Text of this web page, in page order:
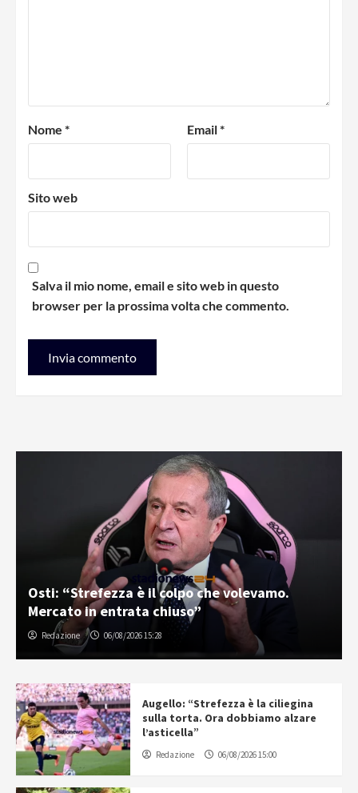
Nome * Email*
Sito web
Salva il mio nome, email e sito web in questo
browser per la prossima volta che commento.
Osti: “Strefezza è il colpo che volevamo.
Mercato in entrata chiuso”
Redazione 06/08/2026 15:28
Augello: “Strefezza è la ciliegina
sulla torta. Ora dobbiamo alzare
l’asticella”
Redazione 06/08/2026 15:00